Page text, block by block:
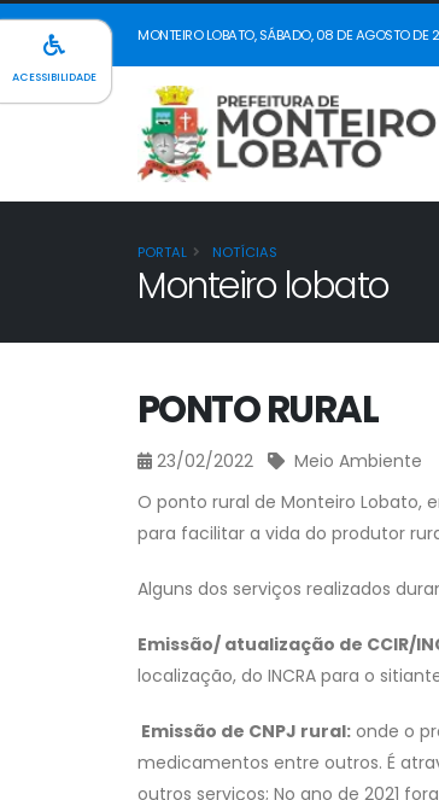
MONTEIRO LOBATO, SÁBADO, 08 DE AGOSTO DE
PORTAL NOTÍCIAS
Monteiro lobato
PONTO RURAL
23/02/2022
Meio Ambiente
O ponto rural de Monteiro Lobato,
para facilitar a vida do produtor
Alguns dos serviços realizados
Emissão/ atualização de CCIR/
localização, do INCRA para o
Emissão de CNPJ rural: onde o
medicamentos entre outros. É
outros serviços; No ano de 2021
ACESSIBILIDADE